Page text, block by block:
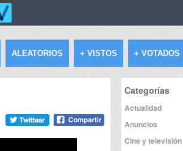
ALEATORIOS + VISTOS + VOTADOS
Categorías
Actualidad
Anuncios
Cine y televisión